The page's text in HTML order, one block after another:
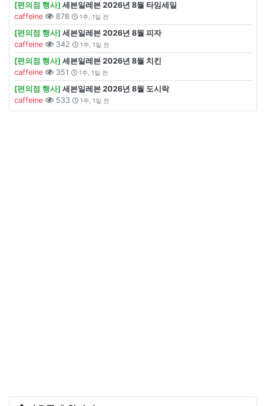
[편의점 행사] 세븐일레븐 2026년 8월 타임세일
caffeine
878 1주, 1일 전
[편의점 행사] 세븐일레븐 2026년 8월 피자
caffeine
342 1주, 1일 전
[편의점 행사] 세븐일레븐 2026년 8월 치킨
caffeine
351 1주, 1일 전
[편의점 행사] 세븐일레븐 2026년 8월 도시락
caffeine
533 1주, 1일 전